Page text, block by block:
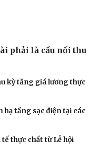
phải là cầu nối thu
kỳ tăng giá lương thực
hạ tầng sạc điện tại các
thực chất từ Lễ hội